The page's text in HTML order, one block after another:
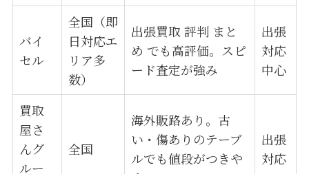
バイ
セル
全国（即
日対応エ
リア多
数）
出張買取 評判 まと
め でも高評価。スピ
ード査定が強み
出張
対応
中心
買取
屋さ
んグ
ルー
全国
海外販路あり。古
い・傷ありのテーブ
ルでも値段がつきや
出張
対応